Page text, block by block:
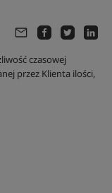
czasowej
przez Klienta ilości,